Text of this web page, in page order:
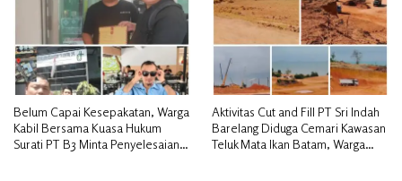
Belum Capai Kesepakatan, Warga
Kabil Bersama Kuasa Hukum
Surati PT B3 Minta Penyelesaian
Aktivitas Cut and Fill PT Sri Indah
Barelang Diduga Cemari Kawasan
Teluk Mata Ikan Batam, Warga